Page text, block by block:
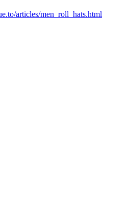
articles/men_roll_hats.html